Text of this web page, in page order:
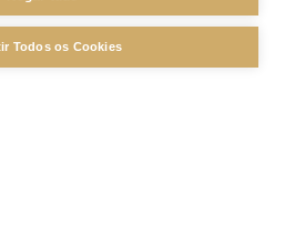
Todos os Cookies